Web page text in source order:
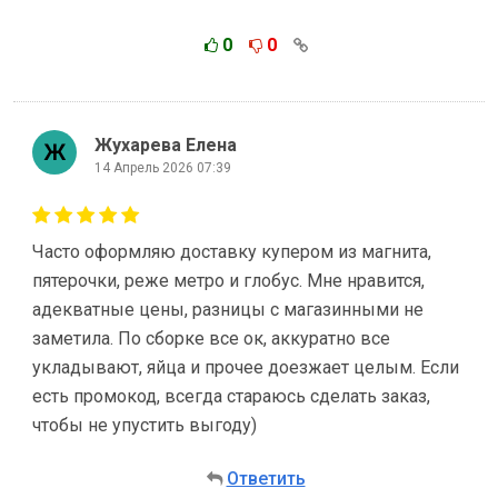
0 0
Жухарева Елена
14 Апрель 2026 07:39
Часто оформляю доставку купером из магнита,
пятерочки, реже метро и глобус. Мне нравится,
адекватные цены, разницы с магазинными не
заметила. По сборке все ок, аккуратно все
укладывают, яйца и прочее доезжает целым. Если
есть промокод, всегда стараюсь сделать заказ,
чтобы не упустить выгоду)
Ответить